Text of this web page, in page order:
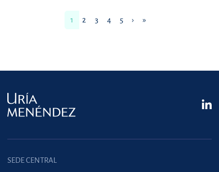
1 2 3 4 5 › »
SEDE CENTRAL